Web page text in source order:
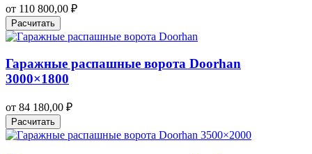
от 110 800,00 ₽
Расчитать
Гаражные распашные ворота Doorhan
3000×1800
от 84 180,00 ₽
Расчитать